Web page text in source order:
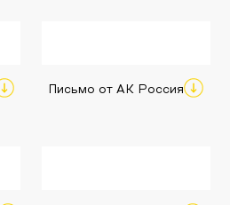
Письмо от АК Россия